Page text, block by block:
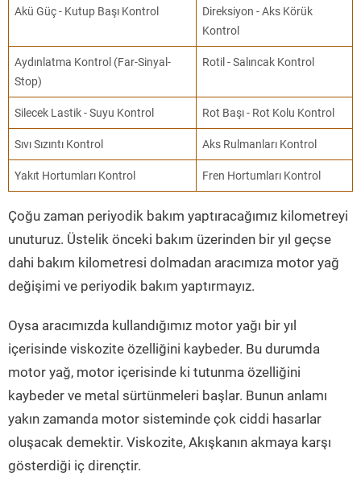
Akü Güç - Kutup Başı Kontrol
Direksiyon - Aks Körük
Kontrol
Aydınlatma Kontrol (Far-Sinyal-
Stop)
Rotil - Salıncak Kontrol
Silecek Lastik - Suyu Kontrol Rot Başı - Rot Kolu Kontrol
Sıvı Sızıntı Kontrol Aks Rulmanları Kontrol
Yakıt Hortumları Kontrol Fren Hortumları Kontrol
Çoğu zaman periyodik bakım yaptıracağımız kilometreyi
unuturuz. Üstelik önceki bakım üzerinden bir yıl geçse
dahi bakım kilometresi dolmadan aracımıza motor yağ
değişimi ve periyodik bakım yaptırmayız.
Oysa aracımızda kullandığımız motor yağı bir yıl
içerisinde viskozite özelliğini kaybeder. Bu durumda
motor yağ, motor içerisinde ki tutunma özelliğini
kaybeder ve metal sürtünmeleri başlar. Bunun anlamı
yakın zamanda motor sisteminde çok ciddi hasarlar
oluşacak demektir. Viskozite, Akışkanın akmaya karşı
gösterdiği iç dirençtir.